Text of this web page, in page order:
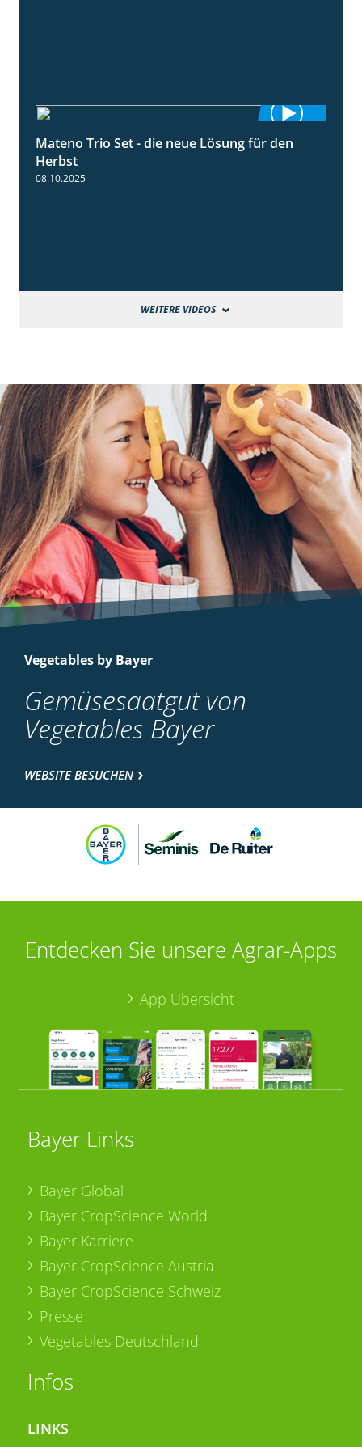
2:22
Mateno Trio Set - die neue Lösung für den
Herbst
08.10.2025
WEITERE VIDEOS
Vegetables by Bayer
Gemüsesaatgut von
Vegetables Bayer
WEBSITE BESUCHEN
Entdecken Sie unsere Agrar-Apps
App Übersicht
Bayer Links
Bayer Global
Bayer CropScience World
Bayer Karriere
Bayer CropScience Austria
Bayer CropScience Schweiz
Presse
Vegetables Deutschland
Infos
LINKS